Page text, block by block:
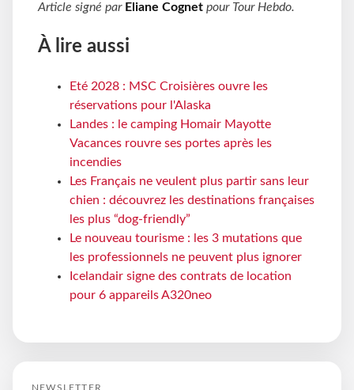
Article signé par Eliane Cognet pour Tour Hebdo.
À lire aussi
Eté 2028 : MSC Croisières ouvre les
réservations pour l'Alaska
Landes : le camping Homair Mayotte
Vacances rouvre ses portes après les
incendies
Les Français ne veulent plus partir sans leur
chien : découvrez les destinations françaises
les plus “dog-friendly”
Le nouveau tourisme : les 3 mutations que
les professionnels ne peuvent plus ignorer
Icelandair signe des contrats de location
pour 6 appareils A320neo
NEWSLETTER